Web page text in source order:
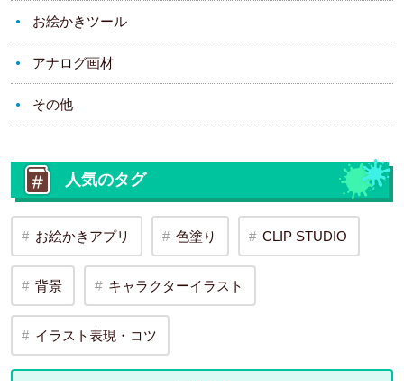
お絵かきツール
アナログ画材
その他
人気のタグ
お絵かきアプリ 色塗り CLIP STUDIO
背景 キャラクターイラスト
イラスト表現・コツ